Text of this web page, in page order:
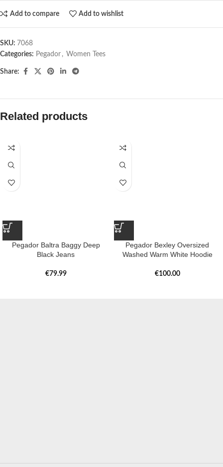
Add to compare Add to wishlist
SKU: 7068
Categories: Pegador​ , Women Tees
Share:
Related products
Pegador Baltra Baggy Deep
Black Jeans
€79.99
Pegador Bexley Oversized
Washed Warm White Hoodie
€100.00